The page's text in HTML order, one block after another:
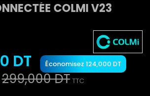
COLMI V23
DT Économisez 124,000 DT
299,000 DT TTC